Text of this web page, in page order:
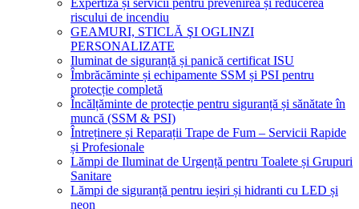
Expertiză și servicii pentru prevenirea și reducerea
riscului de incendiu
GEAMURI, STICLĂ ŞI OGLINZI
PERSONALIZATE
Iluminat de siguranță și panică certificat ISU
Îmbrăcăminte și echipamente SSM și PSI pentru
protecție completă
Încălțăminte de protecție pentru siguranță și sănătate în
muncă (SSM & PSI)
Întreținere și Reparații Trape de Fum – Servicii Rapide
și Profesionale
Lămpi de Iluminat de Urgență pentru Toalete și Grupuri
Sanitare
Lămpi de siguranță pentru ieșiri și hidranti cu LED și
neon